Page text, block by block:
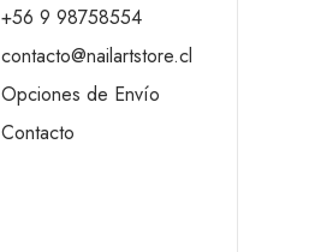
+56 9 98758554
contacto@nailartstore.cl
Opciones de Envío
Contacto